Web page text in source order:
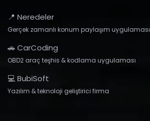
📍 Neredeler
Gerçek zamanlı konum paylaşım uygulaması
🚗 CarCoding
OBD2 araç teşhis & kodlama uygulaması
💻 BubiSoft
Yazılım & teknoloji geliştirici firma